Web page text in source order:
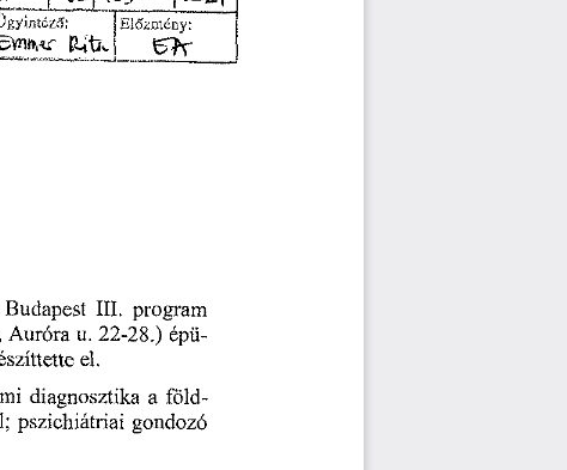
Előzmény:
Budapest III. program
Auróra u. 22-28.) épü
el.
diagnosztika a föld
pszichiátriai gondozó